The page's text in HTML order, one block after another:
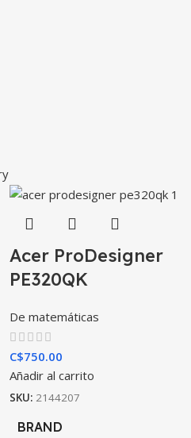
Acer ProDesigner
PE320QK
De matemáticas
C$750.00
Añadir al carrito
SKU: 2144207
BRAND